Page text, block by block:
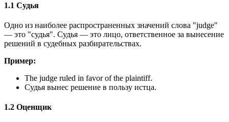
1.1 Судья
Одно из наиболее распространенных значений слова "judge"
— это "судья". Судья — это лицо, ответственное за вынесение
решений в судебных разбирательствах.
Пример:
The judge ruled in favor of the plaintiff.
Судья вынес решение в пользу истца.
1.2 Оценщик